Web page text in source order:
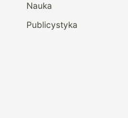
Nauka
Publicystyka